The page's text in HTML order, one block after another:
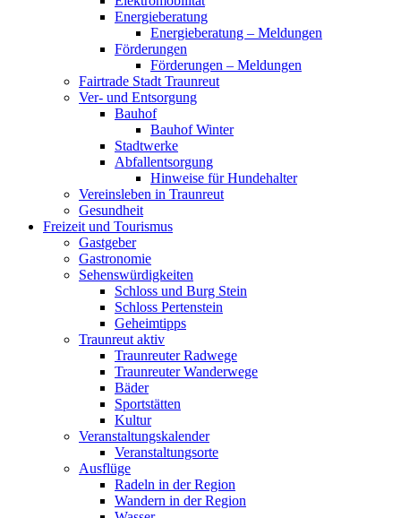
Energieberatung
Energieberatung – Meldungen
Förderungen
Förderungen – Meldungen
Fairtrade Stadt Traunreut
Ver- und Entsorgung
Bauhof
Bauhof Winter
Stadtwerke
Abfallentsorgung
Hinweise für Hundehalter
Vereinsleben in Traunreut
Gesundheit
Freizeit und Tourismus
Gastgeber
Gastronomie
Sehenswürdigkeiten
Schloss und Burg Stein
Schloss Pertenstein
Geheimtipps
Traunreut aktiv
Traunreuter Radwege
Traunreuter Wanderwege
Bäder
Sportstätten
Kultur
Veranstaltungskalender
Veranstaltungsorte
Ausflüge
Radeln in der Region
Wandern in der Region